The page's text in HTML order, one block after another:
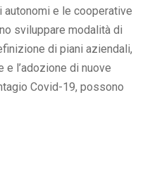
e le cooperative
sviluppare modalità di
di piani aziendali,
e l’adozione di nuove
Covid-19, possono